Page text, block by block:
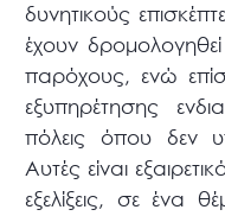
δυνητικούς
έχουν
παρόχους, ενώ
εξυπηρέτησης
πόλεις όπου δεν
Αυτές είναι
εξελίξεις, σε ένα